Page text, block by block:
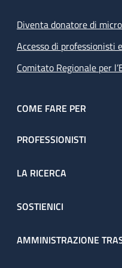
Diventa donatore di
Accesso di
Comitato Regionale per
COME FARE PER
PROFESSIONISTI
LA RICERCA
SOSTIENICI
AMMINISTRAZIONE